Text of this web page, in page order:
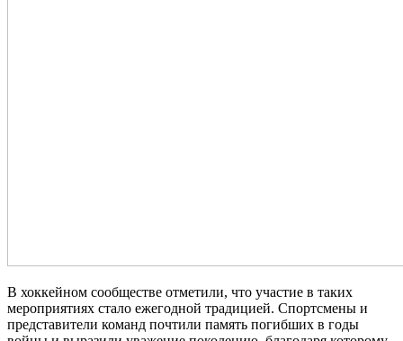
В хоккейном сообществе отметили, что участие в таких
мероприятиях стало ежегодной традицией. Спортсмены и
представители команд почтили память погибших в годы